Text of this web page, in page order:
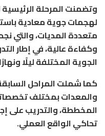
وتضمنت المرحلة
لهجمات جوية معادية
متعددة المديات، والتي
وكفاءة عالية، في إطار
الجوية المختلفة ليلًا
كما شملت المراحل
والمعدات بمختلف
المخططة، والتدريب على
تحاكي الواقع العملي.